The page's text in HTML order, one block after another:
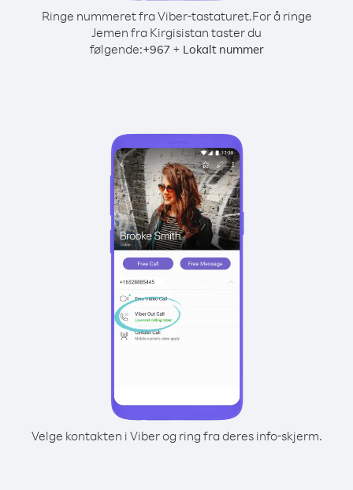
Ringe nummeret fra Viber-tastaturet.For å ringe
Jemen fra Kirgisistan taster du
følgende:+967+ Lokalt nummer
Velge kontakten i Viber og ring fra deres info-skjerm.